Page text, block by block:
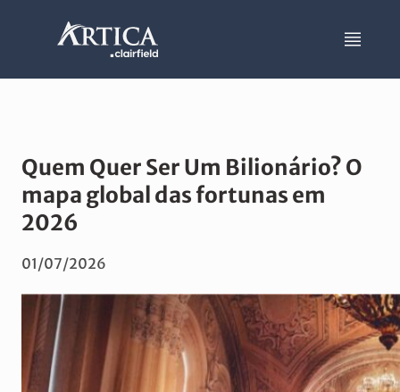
Quem Quer Ser Um Bilionário? O
mapa global das fortunas em
2026
01/07/2026